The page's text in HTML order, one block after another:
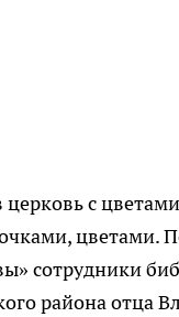
с
цветами.
сотрудники
района отца